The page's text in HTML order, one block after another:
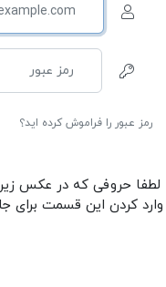
رمز عبور را فراموش کرده اید؟
لطفا حروفی که در عکس زیر
وارد کردن این قسمت